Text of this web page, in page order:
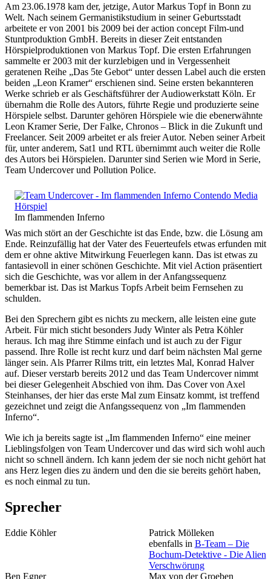
Am 23.06.1978 kam der, jetzige, Autor Markus Topf in Bonn zu
Welt. Nach seinem Germanistikstudium in seiner Geburtsstadt
arbeitete er von 2001 bis 2009 bei der action concept Film-und
Stuntproduktion GmbH. Bereits in dieser Zeit entstanden
Hörspielproduktionen von Markus Topf. Die ersten Erfahrungen
sammelte er 2003 mit der kurzlebigen und in Vergessenheit
geratenen Reihe „Das 5te Gebot“ unter dessen Label auch die ersten
beiden „Leon Kramer“ erschienen sind. Seine ersten bekannteren
Werke schrieb er als Geschäftsführer der Audiowerkstatt Köln. Er
übernahm die Rolle des Autors, führte Regie und produzierte seine
Hörspiele selbst. Darunter gehören Hörspiele wie die ebenerwähnte
Leon Kramer Serie, Der Falke, Chronos – Blick in die Zukunft und
Freelancer. Seit 2009 arbeitet er als freier Autor. Neben seiner Arbeit
für, unter anderem, Sat1 und RTL übernimmt auch weiter die Rolle
des Autors bei Hörspielen. Darunter sind Serien wie Mord in Serie,
Team Undercover und Pollution Police.
Im flammenden Inferno
Was mich stört an der Geschichte ist das Ende, bzw. die Lösung am
Ende. Reinzufällig hat der Vater des Feuerteufels etwas erfunden mit
dem er ohne aktive Mitwirkung Feuerlegen kann. Das ist etwas zu
fantasievoll in einer schönen Geschichte. Mit viel Action präsentiert
sich die Geschichte, was vor allem in der Anfangssequenz
bemerkbar ist. Das ist Markus Topfs Arbeit beim Fernsehen zu
schulden.
Bei den Sprechern gibt es nichts zu meckern, alle leisten eine gute
Arbeit. Für mich sticht besonders Judy Winter als Petra Köhler
heraus. Ich mag ihre Stimme einfach und ist auch zu der Figur
passend. Ihre Rolle ist recht kurz und darf beim nächsten Mal gerne
länger sein. Als Pfarrer Rilms tritt, ein letztes Mal, Konrad Halver
auf. Dieser verstarb bereits 2012 und das Team Undercover nimmt
bei dieser Gelegenheit Abschied von ihm. Das Cover von Axel
Steinhanses, der hier das erste Mal zum Einsatz kommt, ist treffend
gezeichnet und zeigt die Anfangssequenz von „Im flammenden
Inferno“.
Wie ich ja bereits sagte ist „Im flammenden Inferno“ eine meiner
Lieblingsfolgen von Team Undercover und das wird sich wohl auch
nicht so schnell ändern. Ich kann jedem der sie noch nicht gehört hat
ans Herz legen dies zu ändern und den die sie bereits gehört haben,
es noch einmal zu tun.
Sprecher
Eddie Köhler
Patrick Mölleken
ebenfalls in B-Team – Die
Bochum-Detektive - Die Alien
Verschwörung
Ben Egner
Max von der Groeben